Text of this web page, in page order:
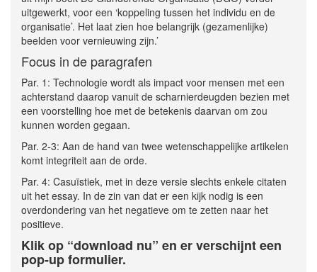
uitgewerkt, voor een ‘koppeling tussen het individu en de
organisatie’. Het laat zien hoe belangrijk (gezamenlijke)
beelden voor vernieuwing zijn.’
Focus in de paragrafen
Par. 1: Technologie wordt als impact voor mensen met een
achterstand daarop vanuit de scharnierdeugden bezien met
een voorstelling hoe met de betekenis daarvan om zou
kunnen worden gegaan.
Par. 2-3: Aan de hand van twee wetenschappelijke artikelen
komt integriteit aan de orde.
Par. 4: Casuïstiek, met in deze versie slechts enkele citaten
uit het essay. In de zin van dat er een kijk nodig is een
overdondering van het negatieve om te zetten naar het
positieve.
Klik op “download nu” en er verschijnt een
pop-up formulier.